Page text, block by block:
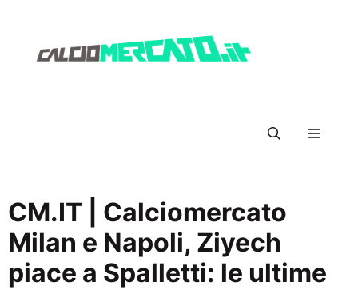
Menu
CM.IT | Calciomercato
Milan e Napoli, Ziyech
piace a Spalletti: le ultime